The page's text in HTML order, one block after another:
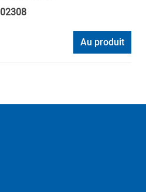
02308
Au produit